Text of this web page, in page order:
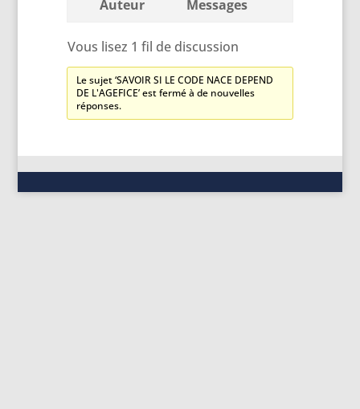
Auteur
Messages
Vous lisez 1 fil de discussion
Le sujet ‘SAVOIR SI LE CODE NACE DEPEND
DE L'AGEFICE’ est fermé à de nouvelles
réponses.